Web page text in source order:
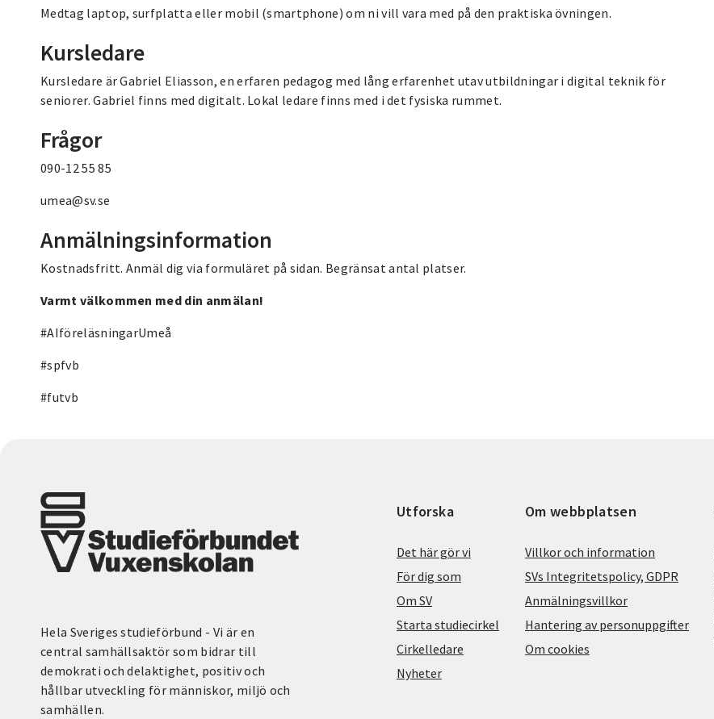
Medtag laptop, surfplatta eller mobil (smartphone) om ni vill vara med på den praktiska övningen.
Kursledare
Kursledare är Gabriel Eliasson, en erfaren pedagog med lång erfarenhet utav utbildningar i digital teknik för
seniorer. Gabriel finns med digitalt. Lokal ledare finns med i det fysiska rummet.
Frågor
090-12 55 85
umea@sv.se
Anmälningsinformation
Kostnadsfritt. Anmäl dig via formuläret på sidan. Begränsat antal platser.
Varmt välkommen med din anmälan!
#AIföreläsningarUmeå
#spfvb
#futvb
Hela Sveriges studieförbund - Vi är en
central samhällsaktör som bidrar till
demokrati och delaktighet, positiv och
hållbar utveckling för människor, miljö och
samhällen.
Utforska
Det här gör vi
För dig som
Om SV
Starta studiecirkel
Cirkelledare
Nyheter
Om webbplatsen
Villkor och information
SVs Integritetspolicy, GDPR
Anmälningsvillkor
Hantering av personuppgifter
Om cookies